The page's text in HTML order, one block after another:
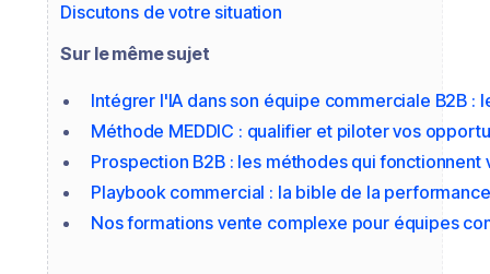
Discutons de votre situation
Sur le même sujet
Intégrer l'IA dans son équipe commerciale B2B :
Méthode MEDDIC : qualifier et piloter vos
Prospection B2B : les méthodes qui fonctionnent
Playbook commercial : la bible de la
Nos formations vente complexe pour équipes